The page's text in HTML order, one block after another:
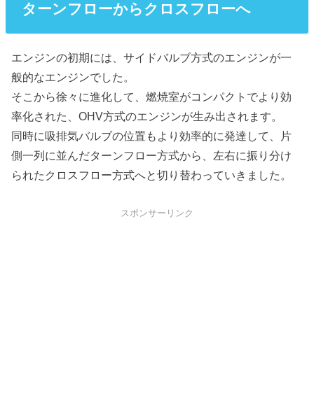
ターンフローからクロスフローへ
エンジンの初期には、サイドバルブ方式のエンジンが一
般的なエンジンでした。
そこから徐々に進化して、燃焼室がコンパクトでより効
率化された、OHV方式のエンジンが生み出されます。
同時に吸排気バルブの位置もより効率的に発達して、片
側一列に並んだターンフロー方式から、左右に振り分け
られたクロスフロー方式へと切り替わっていきました。
スポンサーリンク